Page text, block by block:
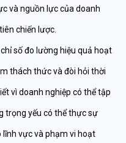
và nguồn lực của doanh
chiến lược.
số đo lường hiệu quả hoạt
thách thức và đòi hỏi thời
vì doanh nghiệp có thể tập
trọng yếu có thể thực sự
lĩnh vực và phạm vi hoạt